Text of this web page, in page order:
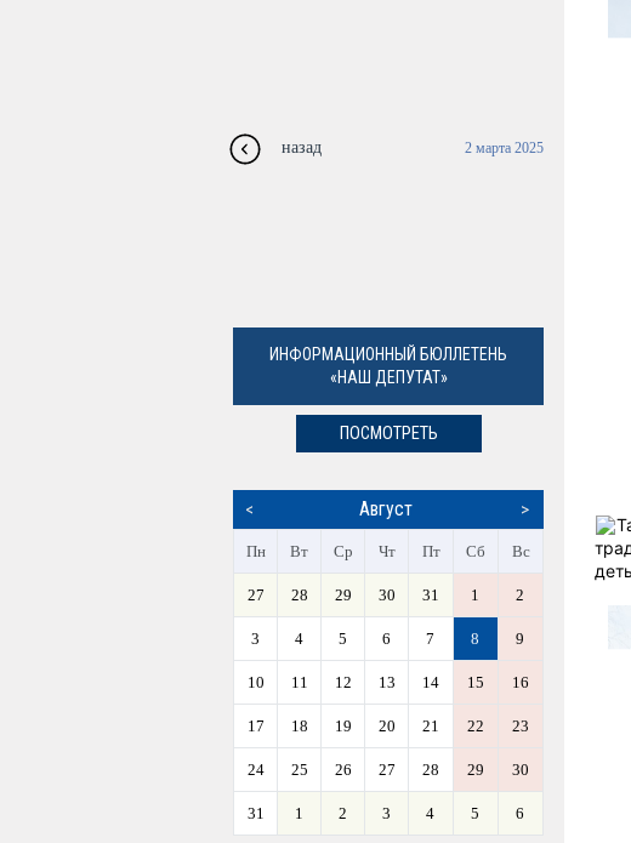
назад 2 марта 2025
ИНФОРМАЦИОННЫЙ БЮЛЛЕТЕНЬ
«НАШ ДЕПУТАТ»
ПОСМОТРЕТЬ
< >
Август
Пн Вт Ср Чт Пт Сб Вс
27 28 29 30 31 1 2
3 4 5 6 7 8 9
10 11 12 13 14 15 16
17 18 19 20 21 22 23
24 25 26 27 28 29 30
31 1 2 3 4 5 6